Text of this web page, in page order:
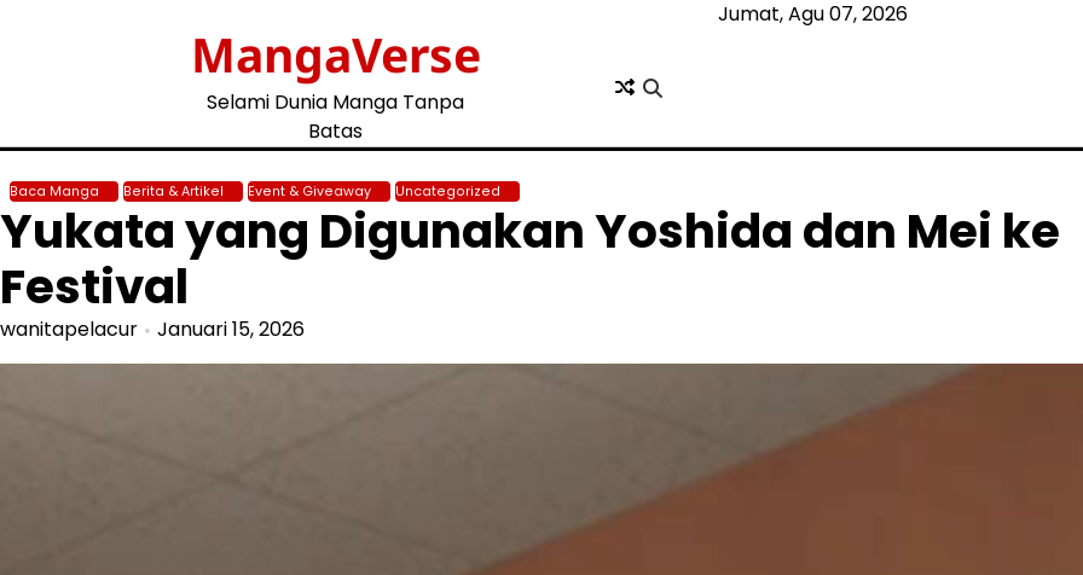
Jumat, Agu 07, 2026
MangaVerse
Selami Dunia Manga Tanpa
Batas
Baca Manga Berita & Artikel Event & Giveaway Uncategorized
Yukata yang Digunakan Yoshida dan Mei ke
Festival
wanitapelacur Januari 15, 2026